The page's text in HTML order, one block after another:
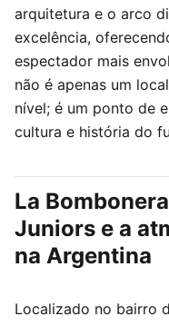
arquitetura e o arco
excelência,
espectador mais
não é apenas um
nível; é um ponto de
cultura e história do
La
Juniors e a
na Argentina
Localizado no bairro